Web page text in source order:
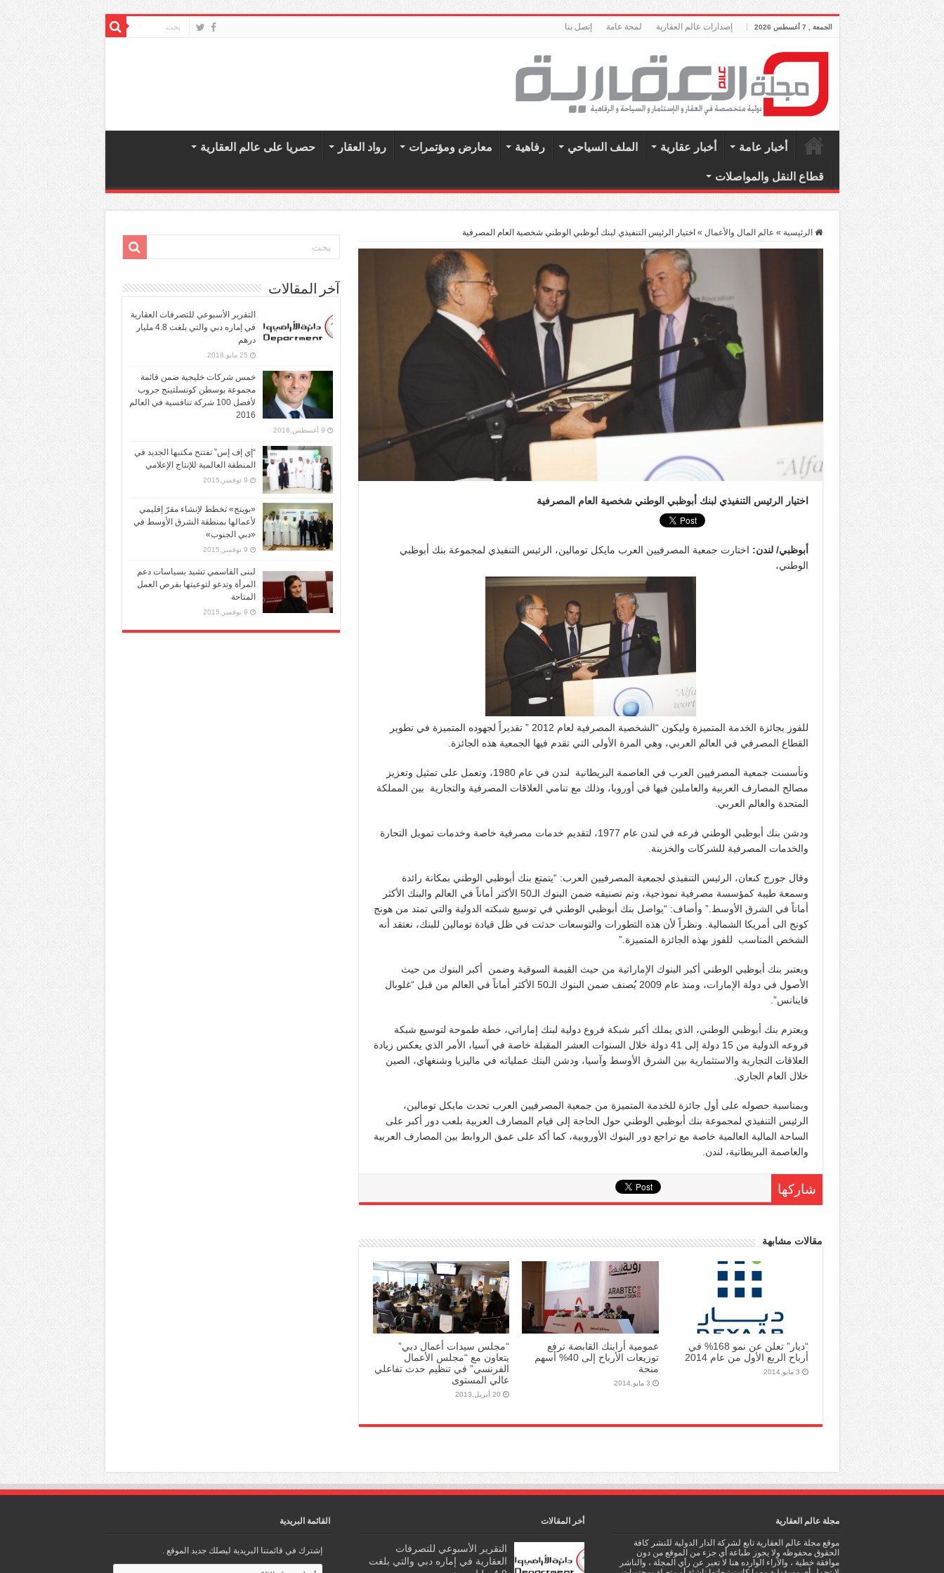
الجمعة , 7 أغسطس 2026 إصدارات عالم العقارية لمحة عامة إتصل بنا
أخبار عامة أخبار عقارية الملف السياحي رفاهية معارض ومؤتمرات رواد العقار حصريا على عالم العقارية
قطاع النقل والمواصلات
الرئيسية » عالم المال والأعمال » اختيار الرئيس التنفيذي لبنك أبوظبي الوطني شخصية العام المصرفية
اختيار الرئيس التنفيذي لبنك أبوظبي الوطني شخصية العام المصرفية
أبوظبي/ لندن: اختارت جمعية المصرفيين العرب مايكل تومالين، الرئيس التنفيذي لمجموعة بنك أبوظبي
الوطني،
للفوز بجائزة الخدمة المتميزة وليكون “الشخصية المصرفية لعام 2012 ” تقديراً لجهوده المتميزة في تطوير
القطاع المصرفي في العالم العربي، وهي المرة الأولى التي تقدم فيها الجمعية هذه الجائزة.
وتأسست جمعية المصرفيين العرب في العاصمة البريطانية لندن في عام 1980، وتعمل على تمثيل وتعزيز
مصالح المصارف العربية والعاملين فيها في أوروبا، وذلك مع تنامي العلاقات المصرفية والتجارية بين المملكة
المتحدة والعالم العربي.
ودشن بنك أبوظبي الوطني فرعه في لندن عام 1977، لتقديم خدمات مصرفية خاصة وخدمات تمويل التجارة
والخدمات المصرفية للشركات والخزينة.
وقال جورج كنعان، الرئيس التنفيذي لجمعية المصرفيين العرب: “يتمتع بنك أبوظبي الوطني بمكانة رائدة
وسمعة طيبة كمؤسسة مصرفية نموذجية، وتم تصنيفه ضمن البنوك الـ50 الأكثر أماناً في العالم والبنك الأكثر
أماناً في الشرق الأوسط.” وأضاف: “يواصل بنك أبوظبي الوطني في توسيع شبكته الدولية والتي تمتد من هونج
كونج الى أمريكا الشمالية. ونظراً لأن هذه التطورات والتوسعات حدثت في ظل قيادة تومالين للبنك، نعتقد أنه
الشخص المناسب للفوز بهذه الجائزة المتميزة.”
ويعتبر بنك أبوظبي الوطني أكبر البنوك الإماراتية من حيث القيمة السوقية وضمن أكبر البنوك من حيث
الأصول في دولة الإمارات، ومنذ عام 2009 يُصنف ضمن البنوك الـ50 الأكثر أماناً في العالم من قبل “غلوبال
فاينانس”.
ويعتزم بنك أبوظبي الوطني، الذي يملك أكبر شبكة فروع دولية لبنك إماراتي، خطة طموحة لتوسيع شبكة
فروعه الدولية من 15 دولة إلى 41 دولة خلال السنوات العشر المقبلة خاصة في آسيا، الأمر الذي يعكس زيادة
العلاقات التجارية والاستثمارية بين الشرق الأوسط وآسيا، ودشن البنك عملياته في ماليزيا وشنغهاي، الصين
خلال العام الجاري.
وبمناسبة حصوله على أول جائزة للخدمة المتميزة من جمعية المصرفيين العرب تحدث مايكل تومالين،
الرئيس التنفيذي لمجموعة بنك أبوظبي الوطني حول الحاجة إلى قيام المصارف العربية بلعب دور أكبر على
الساحة المالية العالمية خاصة مع تراجع دور البنوك الأوروبية، كما أكد على عمق الروابط بين المصارف العربية
والعاصمة البريطانية، لندن.
شاركها
مقالات مشابهة
“ديار” تعلن عن نمو 168% في
أرباح الربع الأول من عام 2014
3 مايو,2014
عمومية أرابتك القابضة ترفع
توزيعات الأرباح إلى 40% أسهم
منحة
3 مايو,2014
“مجلس سيدات أعمال دبي”
يتعاون مع “مجلس الأعمال
الفرنسي” في تنظيم حدث تفاعلي
عالي المستوى
20 أبريل,2013
آخر المقالات
التقرير الأسبوعي للتصرفات العقارية
في إماره دبي والتي بلغت 4.8 مليار
درهم
25 مايو,2018
خمس شركات خليجية ضمن قائمة
مجموعة بوسطن كونسلتينج جروب
لأفضل 100 شركة تنافسية في العالم
2016
9 أغسطس,2016
“إي إف إس” تفتتح مكتبها الجديد في
المنطقة العالمية للإنتاج الإعلامي
9 نوفمبر,2015
«بوينج» تخطط لإنشاء مقرّ إقليمي
لأعمالها بمنطقة الشرق الأوسط في
«دبي الجنوب»
9 نوفمبر,2015
لبنى القاسمي تشيد بسياسات دعم
المرأة وتدعو لتوعيتها بفرص العمل
المتاحة
9 نوفمبر,2015
مجلة عالم العقارية
موقع مجلة عالم العقارية تابع لشركة الدار الدولية للنشر كافة
الحقوق محفوظه ولا يجوز طباعة أي جزء من الموقع من دون
موافقة خطية ، والآراء الوارده هنا لا تعبر عن رأي المجلة ، والناشر
أخر المقالات
التقرير الأسبوعي للتصرفات
العقارية في إماره دبي والتي بلغت
القائمة البريدية
إشترك في قائمتنا البريدية ليصلك جديد الموقع .